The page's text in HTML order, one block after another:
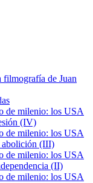
filmografía de Juan
de milenio: los USA
(IV)
de milenio: los USA
abolición (III)
de milenio: los USA
(II)
de milenio: los USA